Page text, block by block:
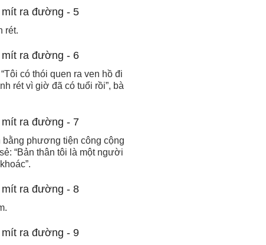
rét.
có thói quen ra ven hồ đi
rét vì giờ đã có tuổi rồi”, bà
phương tiện công cộng
“Bản thân tôi là một người